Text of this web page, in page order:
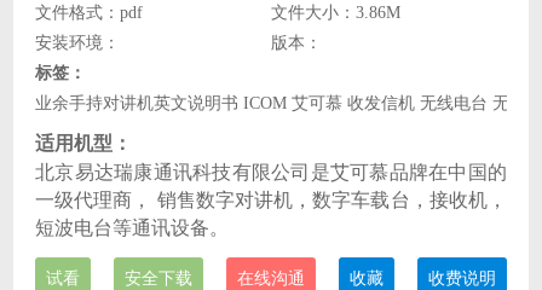
文件格式：pdf
文件大小：3.86M
安装环境：
版本：
标签：
业余手持对讲机英文说明书 ICOM 艾可慕 收发信机 无线电台 无线
适用机型：
北京易达瑞康通讯科技有限公司是艾可慕品牌在中国的
一级代理商， 销售数字对讲机，数字车载台，接收机，
短波电台等通讯设备。
试看 安全下载 在线沟通 收藏 收费说明